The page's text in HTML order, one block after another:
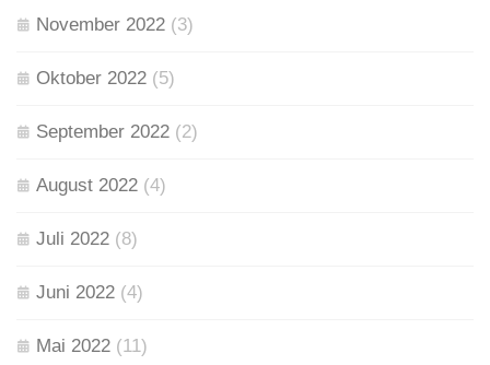
November 2022 (3)
Oktober 2022 (5)
September 2022 (2)
August 2022 (4)
Juli 2022 (8)
Juni 2022 (4)
Mai 2022 (11)